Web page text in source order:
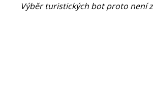
Výběr turistických bot proto není